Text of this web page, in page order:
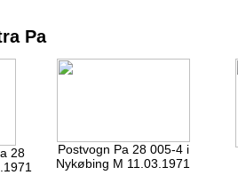
Pa
28
Postvogn Pa 28 005-4 i
Nykøbing M 11.03.1971